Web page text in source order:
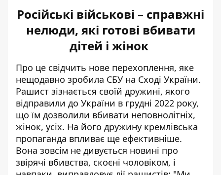
Російські військові – справжні
нелюди, які готові вбивати
дітей і жінок
Про це свідчить нове перехоплення, яке
нещодавно зробила СБУ на Сході України.
Рашист зізнається своїй дружині, якого
відправили до України в грудні 2022 року,
що їм дозволили вбивати неповнолітніх,
жінок, усіх. На його дружину кремлівська
пропаганда впливає ще ефективніше.
Вона зовсім не дивується новині про
звірячі вбивства, скоєні чоловіком, і